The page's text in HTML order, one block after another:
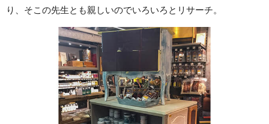
り、そこの先生とも親しいのでいろいろとリサーチ。